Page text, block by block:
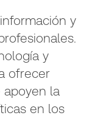
y
y
ofrecer
apoyen la
en los